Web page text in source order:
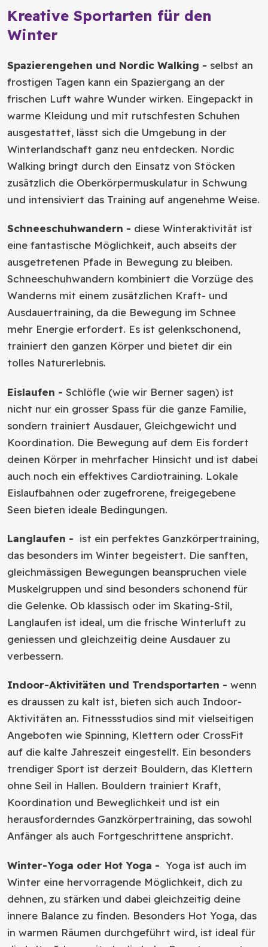
Kreative Sportarten für den
Winter
Spazierengehen und Nordic Walking - selbst an
frostigen Tagen kann ein Spaziergang an der
frischen Luft wahre Wunder wirken. Eingepackt in
warme Kleidung und mit rutschfesten Schuhen
ausgestattet, lässt sich die Umgebung in der
Winterlandschaft ganz neu entdecken. Nordic
Walking bringt durch den Einsatz von Stöcken
zusätzlich die Oberkörpermuskulatur in Schwung
und intensiviert das Training auf angenehme Weise.
Schneeschuhwandern - diese Winteraktivität ist
eine fantastische Möglichkeit, auch abseits der
ausgetretenen Pfade in Bewegung zu bleiben.
Schneeschuhwandern kombiniert die Vorzüge des
Wanderns mit einem zusätzlichen Kraft- und
Ausdauertraining, da die Bewegung im Schnee
mehr Energie erfordert. Es ist gelenkschonend,
trainiert den ganzen Körper und bietet dir ein
tolles Naturerlebnis.
Eislaufen - Schlöfle (wie wir Berner sagen) ist
nicht nur ein grosser Spass für die ganze Familie,
sondern trainiert Ausdauer, Gleichgewicht und
Koordination. Die Bewegung auf dem Eis fordert
deinen Körper in mehrfacher Hinsicht und ist dabei
auch noch ein effektives Cardiotraining. Lokale
Eislaufbahnen oder zugefrorene, freigegebene
Seen bieten ideale Bedingungen.
Langlaufen - ist ein perfektes Ganzkörpertraining,
das besonders im Winter begeistert. Die sanften,
gleichmässigen Bewegungen beanspruchen viele
Muskelgruppen und sind besonders schonend für
die Gelenke. Ob klassisch oder im Skating-Stil,
Langlaufen ist ideal, um die frische Winterluft zu
geniessen und gleichzeitig deine Ausdauer zu
verbessern.
Indoor-Aktivitäten und Trendsportarten - wenn
es draussen zu kalt ist, bieten sich auch Indoor-
Aktivitäten an. Fitnessstudios sind mit vielseitigen
Angeboten wie Spinning, Klettern oder CrossFit
auf die kalte Jahreszeit eingestellt. Ein besonders
trendiger Sport ist derzeit Bouldern, das Klettern
ohne Seil in Hallen. Bouldern trainiert Kraft,
Koordination und Beweglichkeit und ist ein
herausforderndes Ganzkörpertraining, das sowohl
Anfänger als auch Fortgeschrittene anspricht.
Winter-Yoga oder Hot Yoga - Yoga ist auch im
Winter eine hervorragende Möglichkeit, dich zu
dehnen, zu stärken und dabei gleichzeitig deine
innere Balance zu finden. Besonders Hot Yoga, das
in warmen Räumen durchgeführt wird, ist ideal für